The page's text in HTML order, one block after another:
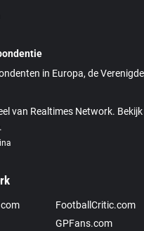
in Europa, de
van Realtimes Network.
FootballCritic.com
GPFans.com